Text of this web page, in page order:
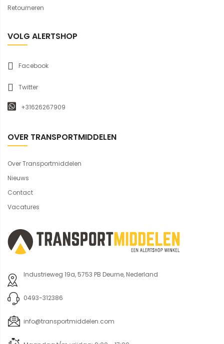
Retourneren
VOLG ALERTSHOP
Facebook
Twitter
+31626267909
OVER TRANSPORTMIDDELEN
Over Transportmiddelen
Nieuws
Contact
Vacatures
Industrieweg 19a, 5753 PB Deurne, Nederland
0493-312386
info@transportmiddelen.com